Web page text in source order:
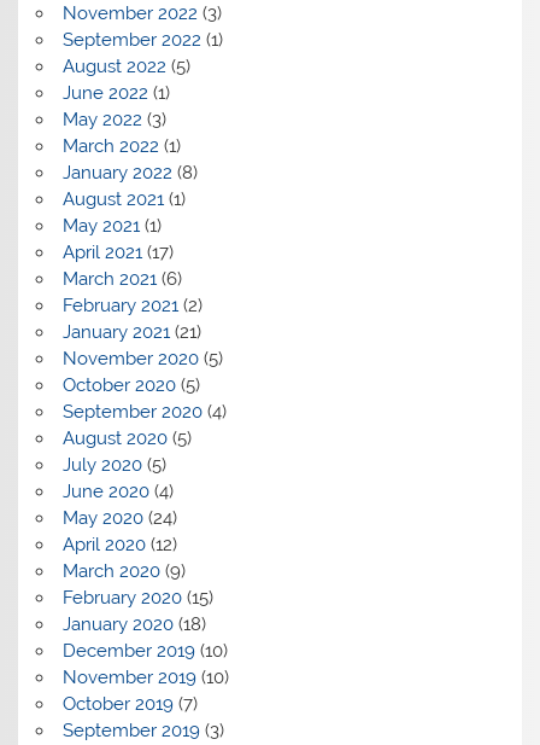
November 2022 (3)
September 2022 (1)
August 2022 (5)
June 2022 (1)
May 2022 (3)
March 2022 (1)
January 2022 (8)
August 2021(1)
May 2021(1)
April 2021(17)
March 2021(6)
February 2021(2)
January 2021(21)
November 2020(5)
October 2020(5)
September 2020(4)
August 2020(5)
July 2020(5)
June 2020(4)
May 2020(24)
April 2020(12)
March 2020(9)
February 2020(15)
January 2020(18)
December 2019(10)
November 2019(10)
October 2019(7)
September 2019(3)